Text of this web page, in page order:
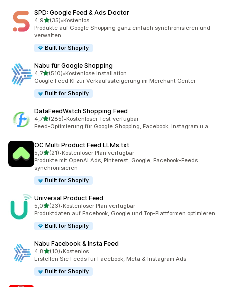
SPD: Google Feed & Ads Doctor
4,9von 5 Sternen
(35)
35 Rezensionen insgesamt
•Kostenlos
Produkte auf Google Shopping ganz einfach synchronisieren und
verwalten.
Built for Shopify
Nabu für Google Shopping
4,7von 5 Sternen
(510)
510 Rezensionen insgesamt
•Kostenlose Installation
Google Feed KI zur Verkaufssteigerung im Merchant Center
Built for Shopify
DataFeedWatch Shopping Feed
4,7von 5 Sternen
(285)
285 Rezensionen insgesamt
•Kostenloser Test verfügbar
Feed-Optimierung für Google Shopping, Facebook, Instagram u.a.
OC Multi Product Feed LLMs.txt
5,0von 5 Sternen
(21)
21 Rezensionen insgesamt
•Kostenloser Plan verfügbar
Produkte mit OpenAI Ads, Pinterest, Google, Facebook-Feeds
synchronisieren
Built for Shopify
Universal Product Feed
5,0von 5 Sternen
(23)
23 Rezensionen insgesamt
•Kostenloser Plan verfügbar
Produktdaten auf Facebook, Google und Top-Plattformen optimieren
Built for Shopify
Nabu Facebook & Insta Feed
4,8von 5 Sternen
(10)
10 Rezensionen insgesamt
•Kostenlos
Erstellen Sie Feeds für Facebook, Meta & Instagram Ads
Built for Shopify